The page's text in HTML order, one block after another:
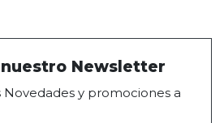
Newsletter
Novedades y promociones a